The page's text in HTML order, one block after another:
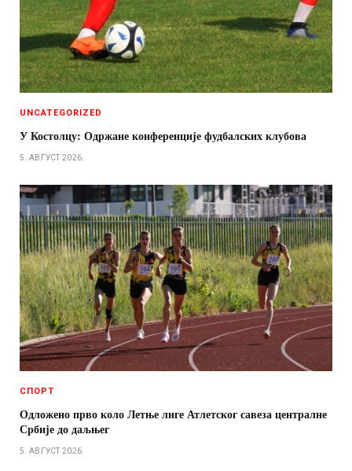
UNCATEGORIZED
У Костолцу: Одржане конференције фудбалских клубова
5. АВГУСТ 2026.
СПОРТ
Одложено прво коло Летње лиге Атлетског савеза централне
Србије до даљњег
5. АВГУСТ 2026.